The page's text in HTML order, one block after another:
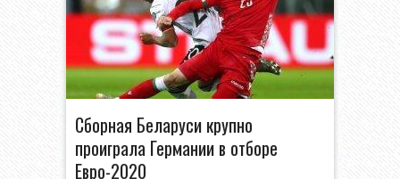
Сборная Беларуси крупно
проиграла Германии в отборе
Евро-2020